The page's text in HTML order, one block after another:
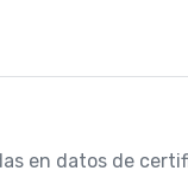
en datos de